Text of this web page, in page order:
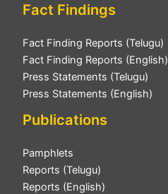
Fact Findings
Fact Finding Reports (Telugu)
Fact Finding Reports (English)
Press Statements (Telugu)
Press Statements (English)
Publications
Pamphlets
Reports (Telugu)
Reports (English)